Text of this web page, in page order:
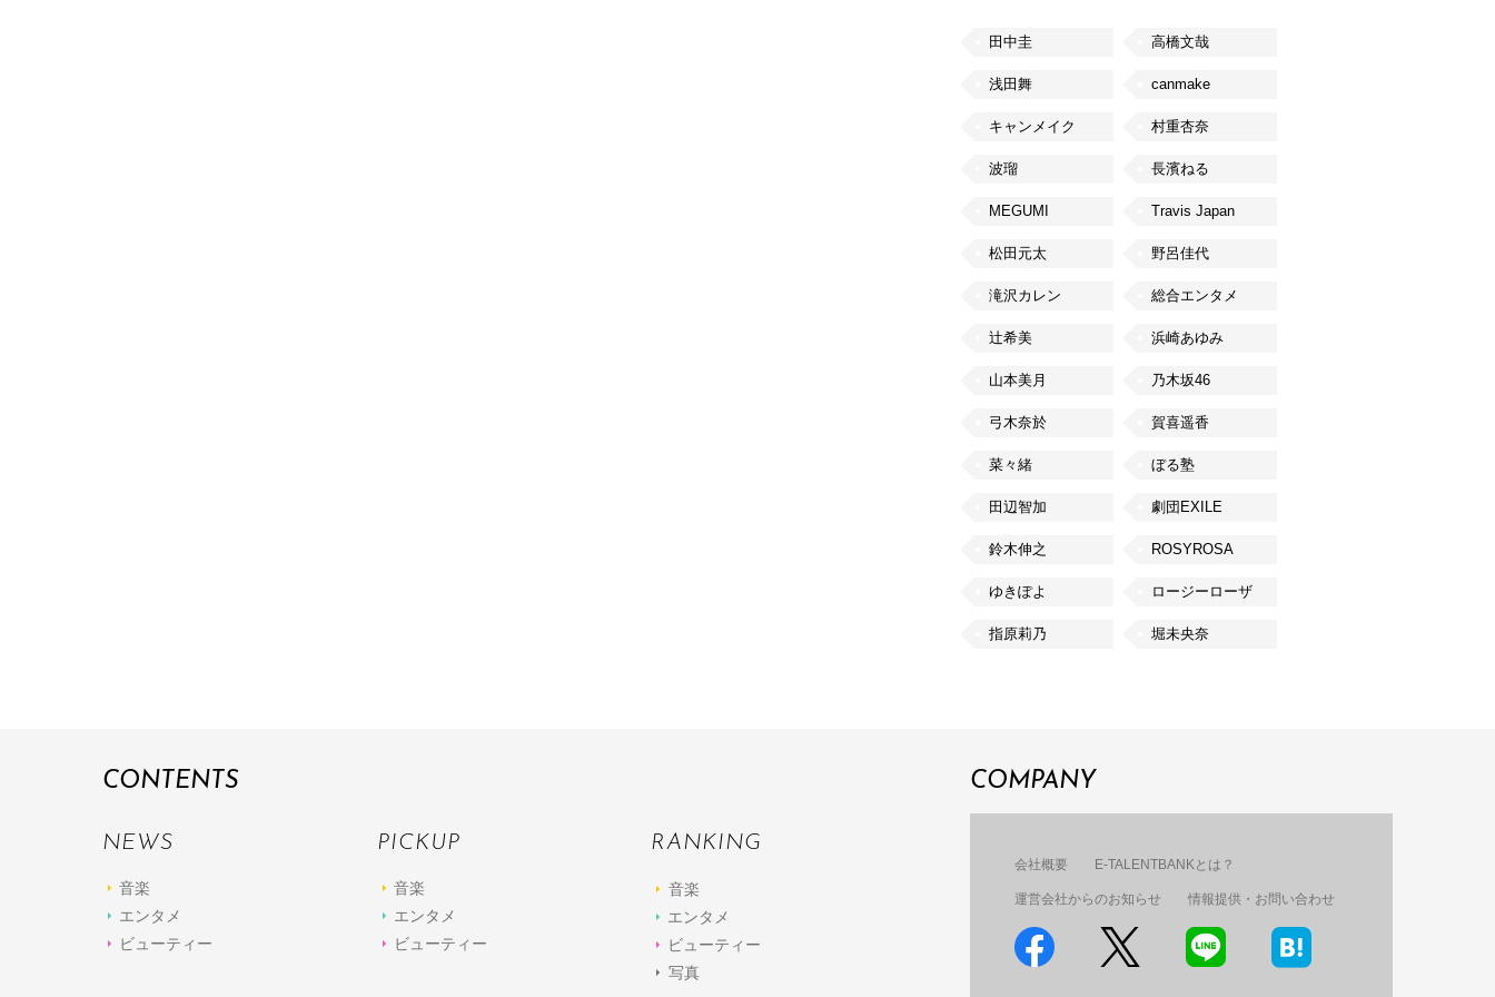
田中圭 高橋文哉
浅田舞 canmake
キャンメイク 村重杏奈
波瑠 長濱ねる
MEGUMI Travis Japan
松田元太 野呂佳代
滝沢カレン 総合エンタメ
辻希美 浜崎あゆみ
山本美月 乃木坂46
弓木奈於 賀喜遥香
菜々緒 ぼる塾
田辺智加 劇団EXILE
鈴木伸之 ROSYROSA
ゆきぽよ ロージーローザ
指原莉乃 堀未央奈
CONTENTS
NEWS
音楽
エンタメ
ビューティー
PICKUP
音楽
エンタメ
ビューティー
RANKING
音楽
エンタメ
ビューティー
写真
COMPANY
会社概要 E-TALENTBANKとは？
運営会社からのお知らせ 情報提供・お問い合わせ